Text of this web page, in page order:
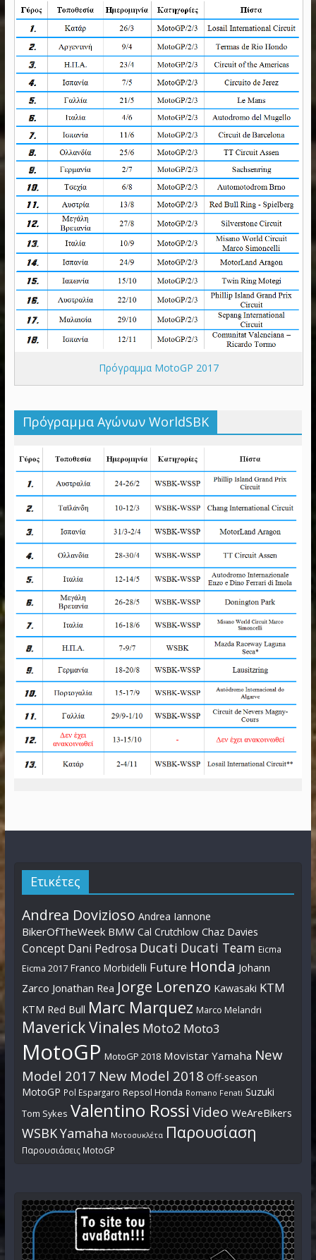
MotoGP – Tech 3 – Η αναζήτηση
αναβάτη συνεχίζεται
2 Φεβρουαρίου, 2018
Rally Dakar 2022
29 Δεκεμβρίου, 2021
Πρόγραμμα MotoGP 2017
Πρόγραμμα Αγώνων WorldSBK
Ετικέτες
Andrea Dovizioso Andrea Iannone
BikerOfTheWeek BMW Cal Crutchlow Chaz Davies
Concept Dani Pedrosa Ducati Ducati Team Eicma
Eicma 2017 Franco Morbidelli Future Honda Johann
Zarco Jonathan Rea Jorge Lorenzo Kawasaki KTM
KTM Red Bull Marc Marquez Marco Melandri
Maverick Vinales Moto2 Moto3
MotoGP MotoGP 2018 Movistar Yamaha New
Model 2017 New Model 2018 Off-season
MotoGP Pol Espargaro Repsol Honda Romano Fenati Suzuki
Tom Sykes Valentino Rossi Video WeAreBikers
WSBKYamaha Μοτοσυκλέτα Παρουσίαση
Παρουσιάσεις MotoGP